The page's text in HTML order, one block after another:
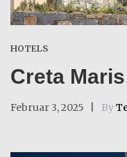
HOTELS
Creta
Februar 3, 2025 By